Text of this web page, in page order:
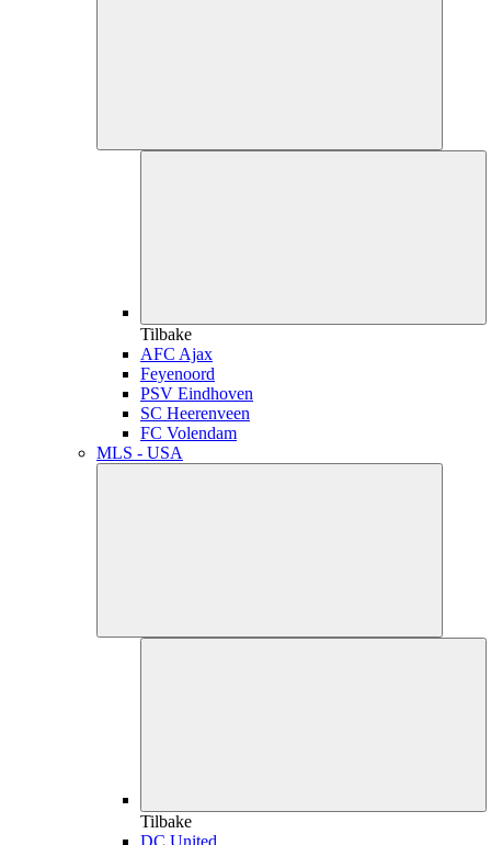
Tilbake
AFC Ajax
Feyenoord
PSV Eindhoven
SC Heerenveen
FC Volendam
MLS - USA
Tilbake
DC United